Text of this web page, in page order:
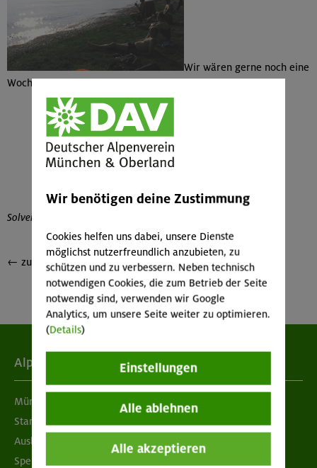
Wir wären gerne noch eine
Woche geblieben …
Solveig Michelsen
← zurück zurÜbersicht
Alpenverein
München & Oberland
Standorte
Ausbildung & Jobs
Spenden
Wir benötigen deine Zustimmung
Cookies helfen uns dabei, unsere Dienste
möglichst nutzerfreundlich anzubieten, zu
schützen und zu verbessern. Neben technisch
notwendigen Cookies, die zum Betrieb der Seite
notwendig sind, verwenden wir Google
Analytics, um unsere Seite weiter zu optimieren.
(Details)
Einstellungen
Alle ablehnen
Alle akzeptieren